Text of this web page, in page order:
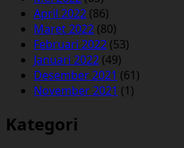
April 2022 (86)
Maret 2022 (80)
Februari 2022 (53)
Januari 2022 (49)
Desember 2021 (61)
November 2021 (1)
Kategori